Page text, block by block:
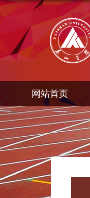
网站首页